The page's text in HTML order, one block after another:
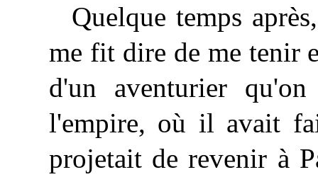
Quelque temps
me fit dire de me tenir
d'un aventurier
l'empire, où il avait
projetait de revenir à